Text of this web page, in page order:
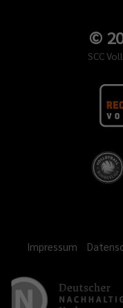
©
SCC
Impressum